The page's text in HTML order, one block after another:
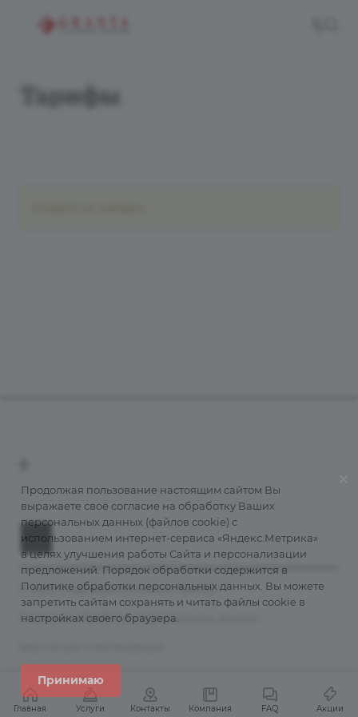
Тарифы
Контакты
Документы
Лицензии
История
Информация для клиентов
Порядок подачи обращений
Карта сайта
Рейтинги
Реестр агентов
info@grantains.ru
© 2026 Страховая компания "Гранта"
Политика обработки персональных данных
Главная Услуги Контакты Компания FAQ Акции
Продолжая пользование настоящим сайтом Вы
выражаете своё согласие на обработку Ваших
персональных данных (файлов cookie) с
использованием интернет-сервиса «Яндекс.Метрика»
в целях улучшения работы Сайта и персонализации
предложений. Порядок обработки содержится в
Политике обработки персональных данных . Вы можете
запретить сайтам сохранять и читать файлы cookie в
настройках своего браузера.
Принимаю